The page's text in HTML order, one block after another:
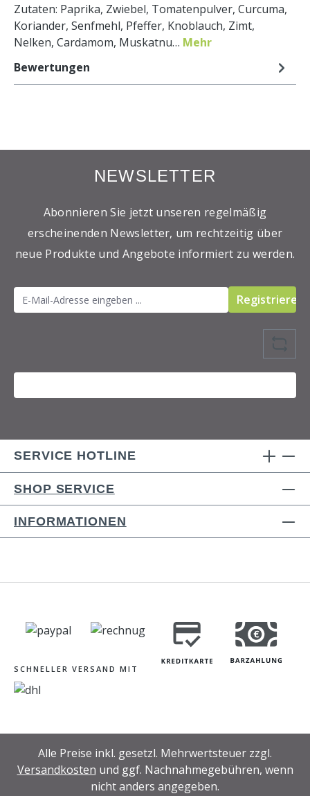
Zutaten: Paprika, Zwiebel, Tomatenpulver, Curcuma,
Koriander, Senfmehl, Pfeffer, Knoblauch, Zimt,
Nelken, Cardamom, Muskatnu… Mehr
Bewertungen
NEWSLETTER
Abonnieren Sie jetzt unseren regelmäßig
erscheinenden Newsletter, um rechtzeitig über
neue Produkte und Angebote informiert zu werden.
Registrieren
SERVICE HOTLINE
SHOP SERVICE
INFORMATIONEN
SCHNELLER VERSAND MIT
Alle Preise inkl. gesetzl. Mehrwertsteuer zzgl.
Versandkosten und ggf. Nachnahmegebühren, wenn
nicht anders angegeben.